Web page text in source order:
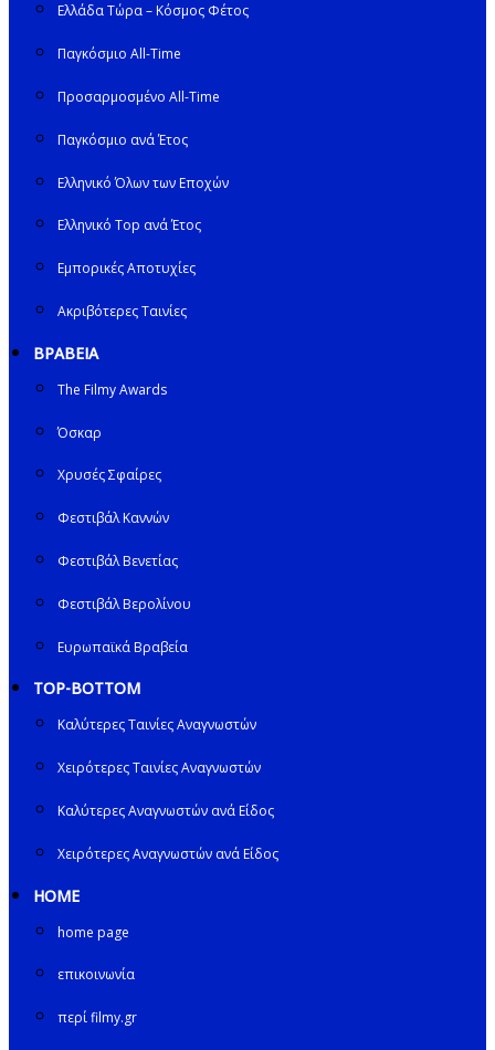
Ελλάδα Τώρα – Κόσμος Φέτος
Παγκόσμιο All-Time
Προσαρμοσμένο All-Time
Παγκόσμιο ανά Έτος
Ελληνικό Όλων των Εποχών
Ελληνικό Top ανά Έτος
Εμπορικές Αποτυχίες
Ακριβότερες Ταινίες
ΒΡΑΒΕΙΑ
The Filmy Awards
Όσκαρ
Χρυσές Σφαίρες
Φεστιβάλ Καννών
Φεστιβάλ Βενετίας
Φεστιβάλ Βερολίνου
Ευρωπαϊκά Βραβεία
TOP-BOTTOM
Καλύτερες Ταινίες Αναγνωστών
Χειρότερες Ταινίες Αναγνωστών
Καλύτερες Αναγνωστών ανά Είδος
Χειρότερες Αναγνωστών ανά Είδος
HOME
home page
επικοινωνία
περί filmy.gr